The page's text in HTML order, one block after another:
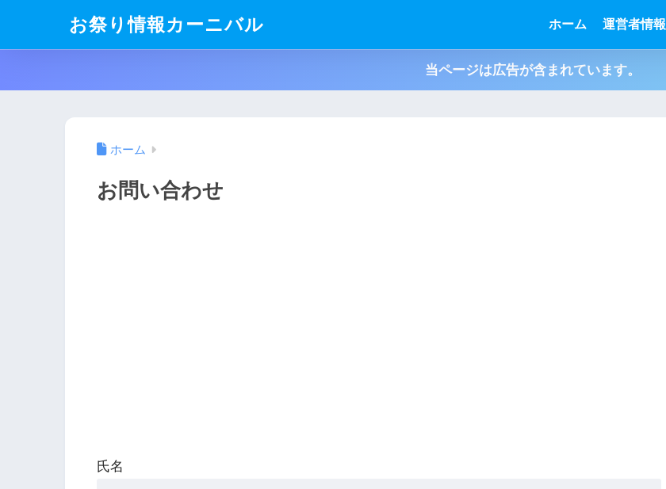
お祭り情報カーニバル ホーム 運営者情報
当ページは広告が含まれています。
ホーム
お問い合わせ
氏名